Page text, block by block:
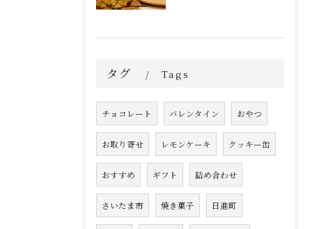
タグ Tags
チョコレート バレンタイン おやつ
お取り寄せ レモンケーキ クッキー缶
おすすめ ギフト 詰め合わせ
さいたま市 焼き菓子 日進町